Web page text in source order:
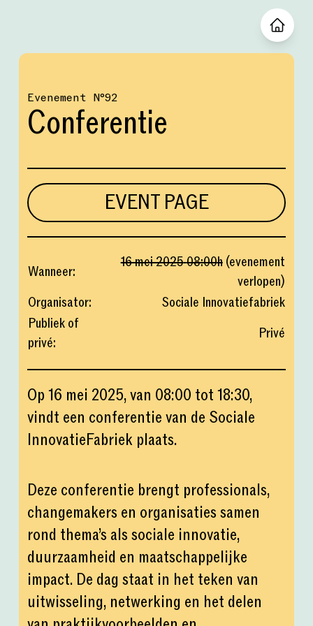
Evenement№92
Conferentie
EVENT PAGE
Wanneer:
16 mei 202508:00h(evenement
verlopen)
Organisator:
Sociale Innovatiefabriek
Publiek of
privé:
Privé
Op 16 mei 2025, van 08:00 tot 18:30,
vindt een conferentie van de Sociale
InnovatieFabriek plaats.
Deze conferentie brengt professionals,
changemakers en organisaties samen
rond thema’s als sociale innovatie,
duurzaamheid en maatschappelijke
impact. De dag staat in het teken van
uitwisseling, netwerking en het delen